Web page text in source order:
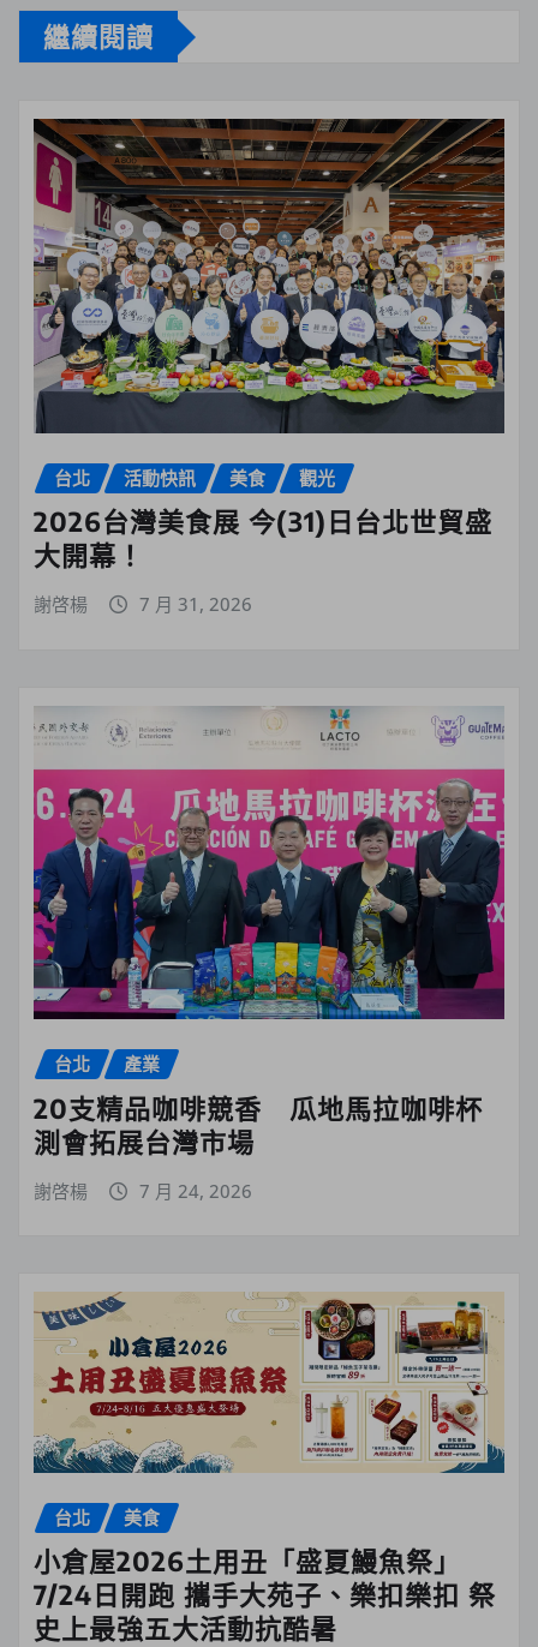
繼續閱讀
台北 活動快訊 美食 觀光
2026台灣美食展 今(31)日台北世貿盛
大開幕！
謝啓楊 7 月 31, 2026
台北 產業
20支精品咖啡競香 瓜地馬拉咖啡杯
測會拓展台灣市場
謝啓楊 7 月 24, 2026
台北 美食
小倉屋2026土用丑「盛夏鰻魚祭」
7/24日開跑 攜手大苑子、樂扣樂扣 祭
史上最強五大活動抗酷暑